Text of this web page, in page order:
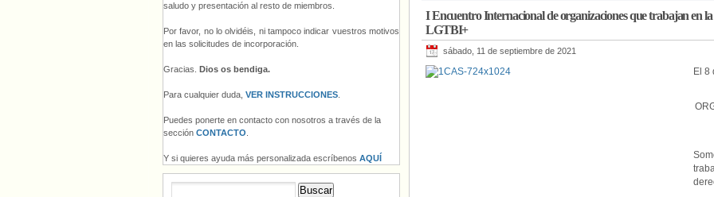
I Encuentro Internacional de organizaciones que trabajan en la
LGTBI+
sábado, 11 de septiembre de 2021
El 8
saludo y presentación al resto de miembros.
Por favor, no lo olvidéis, ni tampoco indicar vuestros motivos
en las solicitudes de incorporación.
Gracias. Dios os bendiga.
Para cualquier duda, VER INSTRUCCIONES
Puedes ponerte en contacto con nosotros a través de la
sección CONTACTO
Y si quieres ayuda más personalizada escríbenos AQUÍ